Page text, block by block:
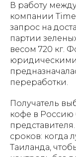
В работу
компании
запрос на
партии
весом 720 кг.
переработки.
Получатель
кофе в Россию
сроков: когда
Таиланда,